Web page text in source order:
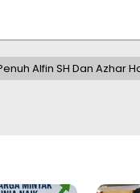
Alfin SH Dan Azhar